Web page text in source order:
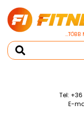
Tel: +36
E-